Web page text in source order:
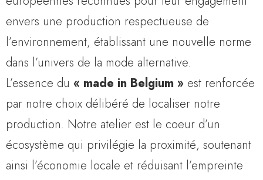
envers une production respectueuse de
l’environnement, établissant une nouvelle norme
dans l’univers de la mode alternative.
L’essence du « made in Belgium » est renforcée
par notre choix délibéré de localiser notre
production. Notre atelier est le coeur d’un
écosystème qui privilégie la proximité, soutenant
ainsi l’économie locale et réduisant l’empreinte